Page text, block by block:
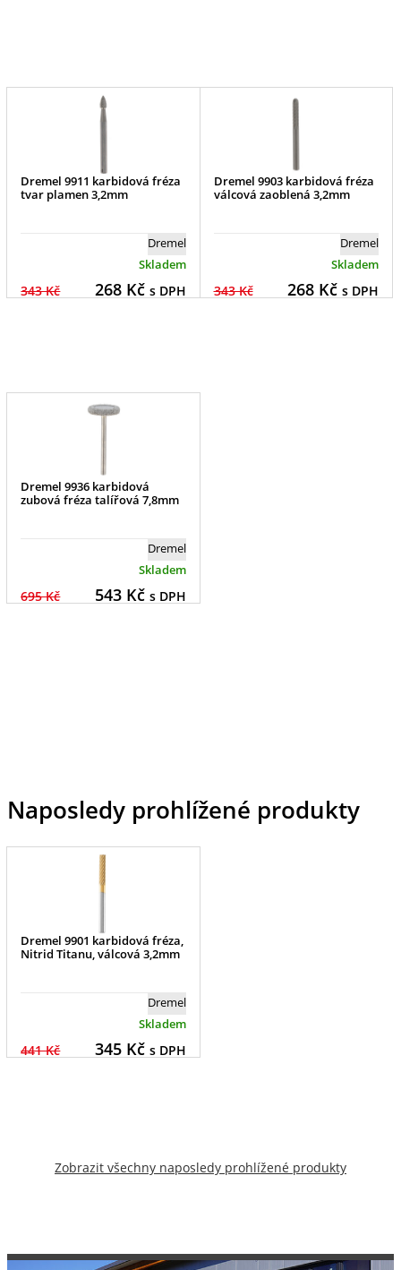
Dremel 9911 karbidová fréza
tvar plamen 3,2mm
Dremel
Skladem
343 Kč 268Kč s DPH
Dremel 9903 karbidová fréza
válcová zaoblená 3,2mm
Dremel
Skladem
343 Kč 268Kč s DPH
Dremel 9936 karbidová
zubová fréza talířová 7,8mm
Dremel
Skladem
695 Kč 543Kč s DPH
Naposledy prohlížené produkty
Dremel 9901 karbidová fréza,
Nitrid Titanu, válcová 3,2mm
Dremel
Skladem
441 Kč 345Kč s DPH
Zobrazit všechny naposledy prohlížené produkty